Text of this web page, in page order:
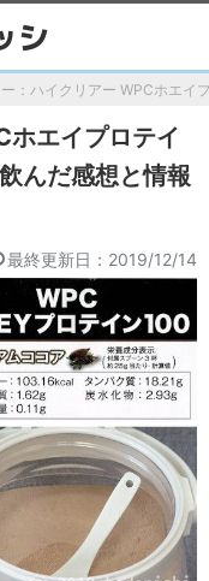
ー：ハイクリアー WPCホエイ
ホエイプロテイ
んだ感想と情報
最終更新日：2019/12/14